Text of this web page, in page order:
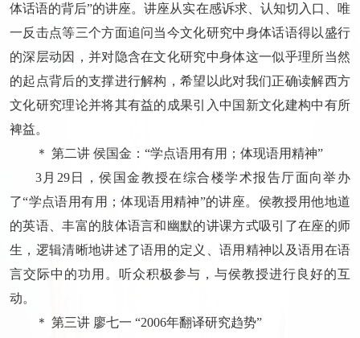
体话语的背后”的讲座。讲座从实在感诉求、认知切入口、唯
一反击点等三个方面追问当今文化研究中身体话语得以盛行
的深层动因，并对隐含在文化研究中身体这一似乎理所当然
的起点背后的支撑进行解构，希望以此对我们正确读解西方
文化研究理论并将其有益的成果引入中国新文化建构中有所
裨益。
＊ 第二讲 侯国金：“学点语用有用；体现语用精神”
3月29日，侯国金教授在综合楼学术报告厅面向举办
了“学点语用有用；体现语用精神”的讲座。侯教授用他地道
的英语、丰富的肢体语言和幽默的讲课方式吸引了在座的师
生，逻辑清晰地讲述了语用的定义、语用精神以及语用在语
言交际中的功用。听众积极参与，与侯教授进行良好的互
动。
＊ 第三讲 廖七一 “2006年翻译研究趋势”